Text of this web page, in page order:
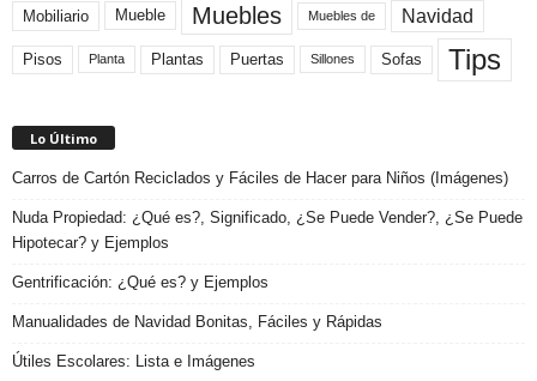
Mobiliario Mueble Muebles Muebles de Navidad
Pisos Planta Plantas Puertas Sillones Sofas Tips
Lo Último
Carros de Cartón Reciclados y Fáciles de Hacer para Niños (Imágenes)
Nuda Propiedad: ¿Qué es?, Significado, ¿Se Puede Vender?, ¿Se Puede
Hipotecar? y Ejemplos
Gentrificación: ¿Qué es? y Ejemplos
Manualidades de Navidad Bonitas, Fáciles y Rápidas
Útiles Escolares: Lista e Imágenes